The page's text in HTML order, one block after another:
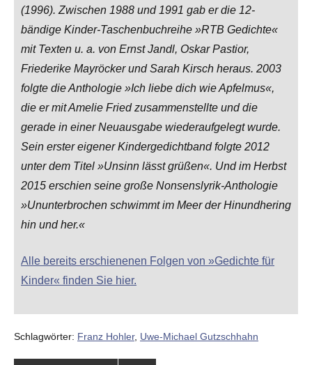
(1996). Zwischen 1988 und 1991 gab er die 12-
bändige Kinder-Taschenbuchreihe »RTB Gedichte«
mit Texten u. a. von Ernst Jandl, Oskar Pastior,
Friederike Mayröcker und Sarah Kirsch heraus. 2003
folgte die Anthologie »Ich liebe dich wie Apfelmus«,
die er mit Amelie Fried zusammenstellte und die
gerade in einer Neuausgabe wiederaufgelegt wurde.
Sein erster eigener Kindergedichtband folgte 2012
unter dem Titel »Unsinn lässt grüßen«. Und im Herbst
2015 erschien seine große Nonsenslyrik-Anthologie
»Ununterbrochen schwimmt im Meer der Hinundhering
hin und her.«
Alle bereits erschienenen Folgen von »Gedichte für
Kinder« finden Sie hier.
Schlagwörter: Franz Hohler, Uwe-Michael Gutzschhahn